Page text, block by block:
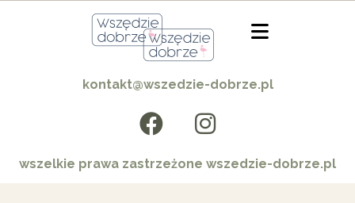
kontakt@wszedzie-dobrze.pl
wszelkie prawa zastrzeżone wszedzie-dobrze.pl